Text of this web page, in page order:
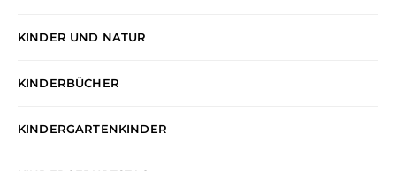
KINDER UND NATUR
KINDERBÜCHER
KINDERGARTENKINDER